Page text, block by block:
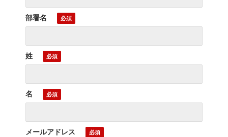
部署名
姓
名
メールアドレス